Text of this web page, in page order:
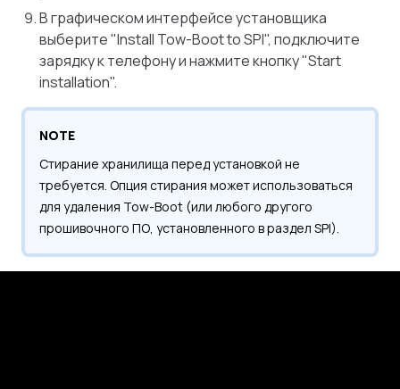
В графическом интерфейсе установщика
выберите "Install Tow-Boot to SPI", подключите
зарядку к телефону и нажмите кнопку "Start
installation".
NOTE
Стирание хранилища перед установкой не
требуется. Опция стирания может использоваться
для удаления Tow-Boot (или любого другого
прошивочного ПО, установленного в раздел SPI).